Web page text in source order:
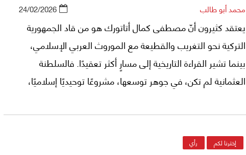
محمد أبو طالب 24/02/2026
يعتقد كثيرون أنّ مصطفى كمال أتاتورك هو من قاد الجمهورية
التركية نحو التغريب والقطيعة مع الموروث العربي الإسلامي،
بينما تشير القراءة التاريخية إلى مسارٍ أكثر تعقيدًا. فالسلطنة
العثمانية لم تكن، في جوهر توسعها، مشروعًا توحيديًا إسلاميًا،
وهو ما أسهم في إطالة عمرها، لكنه حمل في طياته عوامل تآكلها
اللاحقة.
إخترنا لكم رأي